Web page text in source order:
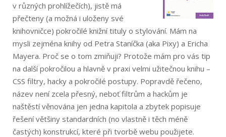
v různých prohlížečích), jistě má
přečteny (a možná i uloženy své
knihovničce) pokročilé knižní tituly o stylování. Mám na
mysli zejména knihy od Petra Staníčka (aka Pixy) a Ericha
Mayera. Proč se o tom zmiňuji? Protože mám pro vás tip
na další pokročilou a hlavně v praxi velmi užitečnou knihu –
CSS filtry, hacky a pokročilé postupy. Popravdě řečeno,
název není zcela přesný, neboť filtrům a hackům je
naštěstí věnována jen jedna kapitola a zbytek popisuje
řešení většiny standardních (no vlastně i těch méně
častých) konstrukcí, které při tvorbě webu použijete.